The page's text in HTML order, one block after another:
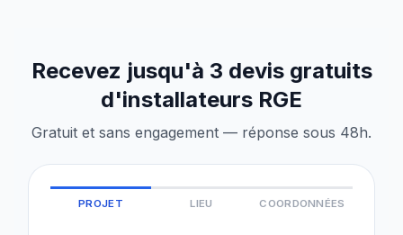
Recevez jusqu'à 3 devis gratuits
d'installateurs RGE
Gratuit et sans engagement — réponse sous 48h.
PROJET LIEU COORDONNÉES